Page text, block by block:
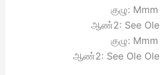
குழு: Mmm
ஆண்2: See Ole
குழு: Mmm
ஆண்2: See Ole Ole